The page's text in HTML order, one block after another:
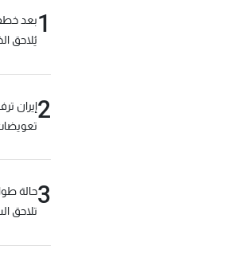
1بعد
يُلاحق
2إيران
3حالة
تلاحق